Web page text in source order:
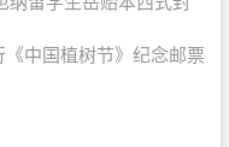
中国植树节》纪念邮票